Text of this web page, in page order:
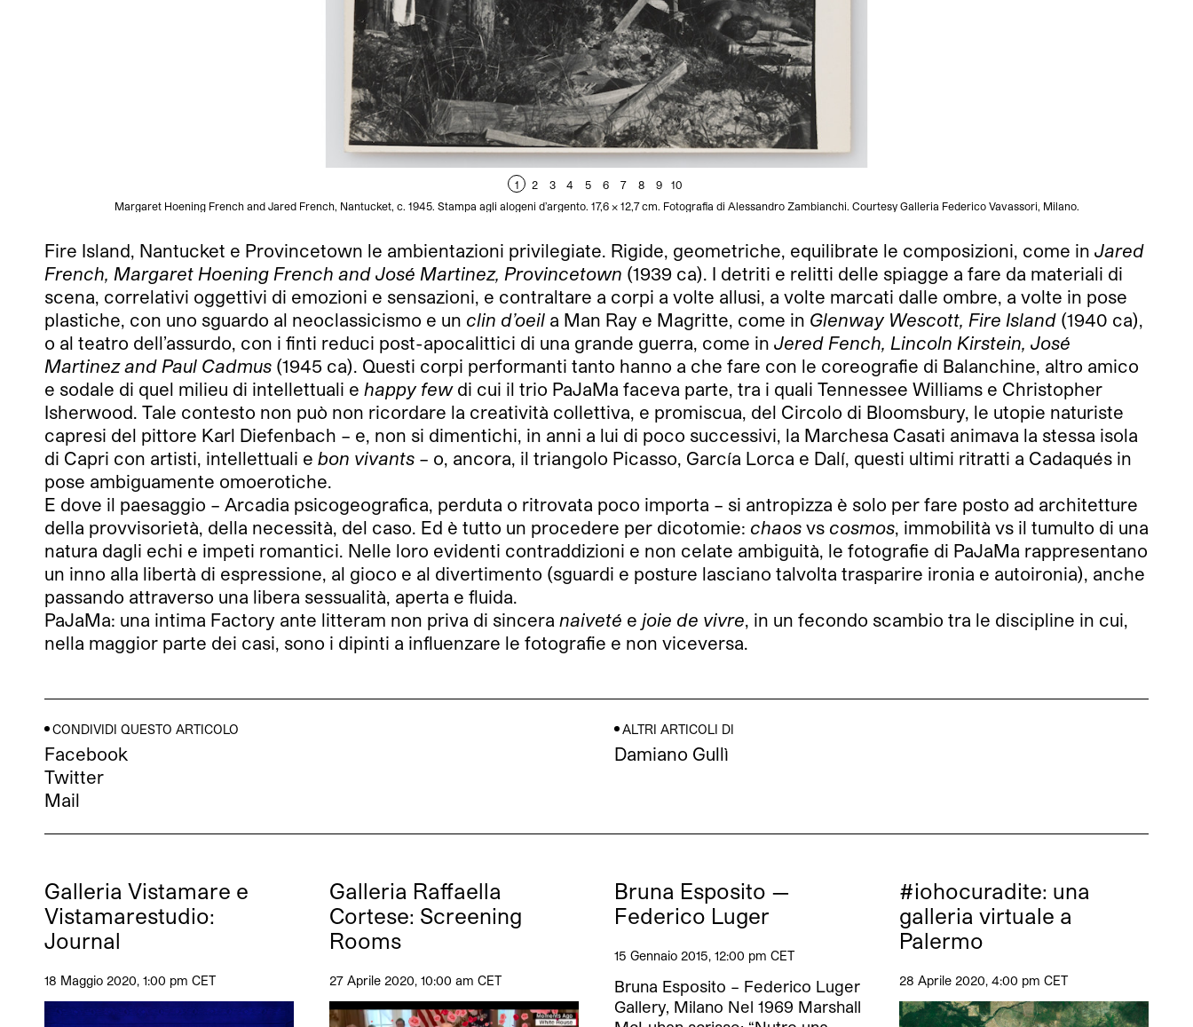
1 2 3 4 5 6 7 8 9
10
Margaret Hoening French and Jared French, Nantucket, c. 1945. Stampa agli alogeni d’argento. 17,6 x 12,7 cm. Fotografia di Alessandro Zambianchi. Courtesy Galleria Federico Vavassori, Milano.
Fire Island, Nantucket e Provincetown le ambientazioni privilegiate. Rigide, geometriche, equilibrate le composizioni, come in Jared
French, Margaret Hoening French and José Martinez, Provincetown (1939 ca). I detriti e relitti delle spiagge a fare da materiali di
scena, correlativi oggettivi di emozioni e sensazioni, e contraltare a corpi a volte allusi, a volte marcati dalle ombre, a volte in pose
plastiche, con uno sguardo al neoclassicismo e un clin d’oeil a Man Ray e Magritte, come in Glenway Wescott, Fire Island (1940 ca),
o al teatro dell’assurdo, con i finti reduci post-apocalittici di una grande guerra, come in Jered Fench, Lincoln Kirstein, José
Martinez and Paul Cadmus (1945 ca). Questi corpi performanti tanto hanno a che fare con le coreografie di Balanchine, altro amico
e sodale di quel milieu di intellettuali e happy fewdi cui il trio PaJaMa faceva parte, tra i quali Tennessee Williams e Christopher
Isherwood. Tale contesto non può non ricordare la creatività collettiva, e promiscua, del Circolo di Bloomsbury, le utopie naturiste
capresi del pittore Karl Diefenbach – e, non si dimentichi, in anni a lui di poco successivi, la Marchesa Casati animava la stessa isola
di Capri con artisti, intellettuali e bon vivants – o, ancora, il triangolo Picasso, García Lorca e Dalí, questi ultimi ritratti a Cadaqués in
pose ambiguamente omoerotiche.
E dove il paesaggio – Arcadia psicogeografica, perduta o ritrovata poco importa – si antropizza è solo per fare posto ad architetture
della provvisorietà, della necessità, del caso. Ed è tutto un procedere per dicotomie: chaos vs cosmos , immobilità vs il tumulto di una
natura dagli echi e impeti romantici. Nelle loro evidenti contraddizioni e non celate ambiguità, le fotografie di PaJaMa rappresentano
un inno alla libertà di espressione, al gioco e al divertimento (sguardi e posture lasciano talvolta trasparire ironia e autoironia), anche
passando attraverso una libera sessualità, aperta e fluida.
PaJaMa: una intima Factory ante litteram non priva di sincera naiveté e joie de vivre , in un fecondo scambio tra le discipline in cui,
nella maggior parte dei casi, sono i dipinti a influenzare le fotografie e non viceversa.
CONDIVIDI QUESTO ARTICOLO
Facebook
Twitter
Mail
ALTRI ARTICOLI DI
Damiano Gullì
Galleria Vistamare e
Vistamarestudio:
Journal
18 Maggio 2020, 1:00 pm CET
Galleria Raffaella
Cortese: Screening
Rooms
27 Aprile 2020, 10:00 am CET
Bruna Esposito —
Federico Luger
15 Gennaio 2015, 12:00 pm CET
Bruna Esposito – Federico Luger
Gallery, Milano Nel 1969 Marshall
#iohocuradite: una
galleria virtuale a
Palermo
28 Aprile 2020, 4:00 pm CET